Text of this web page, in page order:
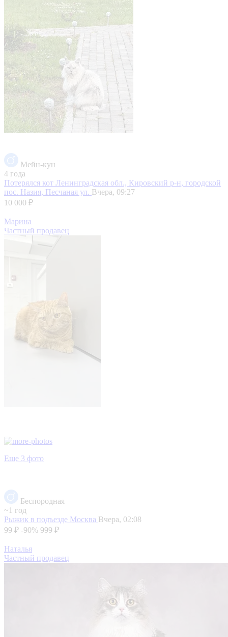
Мейн-кун
4 года
Потерялся кот Ленинградская обл., Кировский р-н, городской
пос. Назия, Песчаная ул. Вчера, 09:27
10 000 ₽
Марина
Частный продавец
Еще 3 фото
Беспородная
~1 год
Рыжик в подъезде Москва Вчера, 02:08
99 ₽ -90% 999 ₽
Наталья
Частный продавец